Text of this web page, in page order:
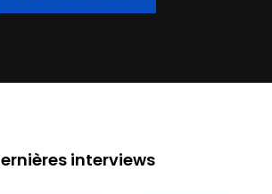
interviews